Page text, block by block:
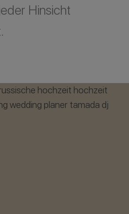
Hinsicht